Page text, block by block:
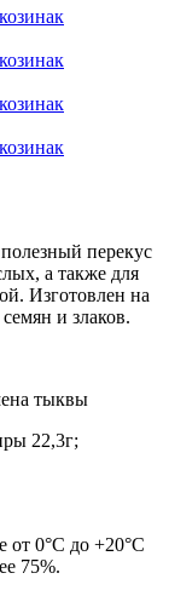
перекус
а также для
Изготовлен на
и злаков.
тыквы
22,3г;
от 0°С до +20°С
75%.